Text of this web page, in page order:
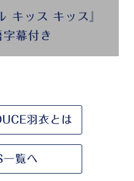
キッス キッス』
字幕付き
羽衣とは
一覧へ